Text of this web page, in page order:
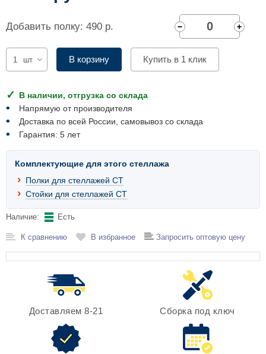
Добавить полку: 490 р.
шт В корзину Купить в 1 клик
В наличии, отгрузка со склада
Напрямую от производителя
Доставка по всей России, самовывоз со склада
Гарантия: 5 лет
Комплектующие для этого стеллажа
Полки для стеллажей СТ
Стойки для стеллажей СТ
Наличие: Есть
К сравнению В избранное Запросить оптовую цену
Доставляем 8-21 Сборка под ключ